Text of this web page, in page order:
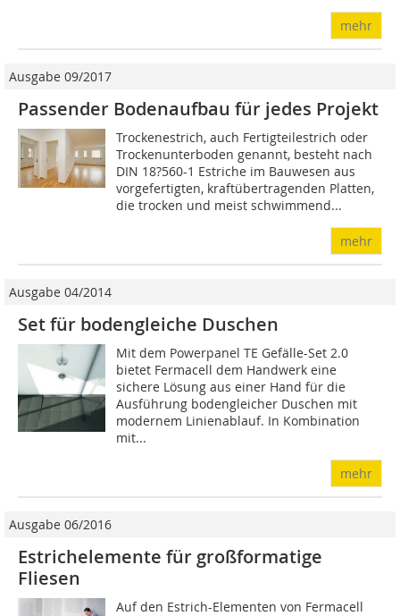
mehr
Ausgabe 09/2017
Passender Bodenaufbau für jedes Projekt
Trockenestrich, auch Fertigteilestrich oder
Trockenunterboden genannt, besteht nach
DIN 18?560-1 Estriche im Bauwesen aus
vorgefertigten, kraftübertragenden Platten,
die trocken und meist schwimmend...
mehr
Ausgabe 04/2014
Set für bodengleiche Duschen
Mit dem Powerpanel TE Gefälle-Set 2.0
bietet Fermacell dem Handwerk eine
sichere Lösung aus einer Hand für die
Ausführung bodengleicher Duschen mit
modernem Linienablauf. In Kombination
mit...
mehr
Ausgabe 06/2016
Estrichelemente für großformatige
Fliesen
Auf den Estrich-Elementen von Fermacell